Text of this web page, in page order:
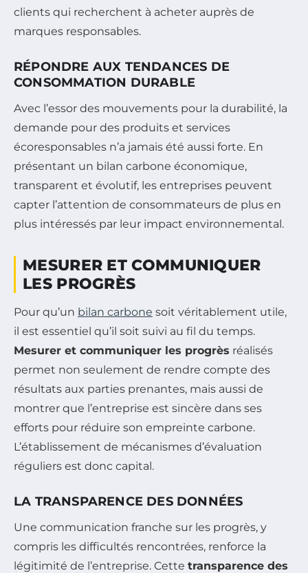
clients qui recherchent à acheter auprès de
marques responsables.
RÉPONDRE AUX TENDANCES DE
CONSOMMATION DURABLE
Avec l’essor des mouvements pour la durabilité, la
demande pour des produits et services
écoresponsables n’a jamais été aussi forte. En
présentant un bilan carbone économique,
transparent et évolutif, les entreprises peuvent
capter l’attention de consommateurs de plus en
plus intéressés par leur impact environnemental.
MESURER ET COMMUNIQUER
LES PROGRÈS
Pour qu’un bilan carbone soit véritablement utile,
il est essentiel qu’il soit suivi au fil du temps.
Mesurer et communiquer les progrès réalisés
permet non seulement de rendre compte des
résultats aux parties prenantes, mais aussi de
montrer que l’entreprise est sincère dans ses
efforts pour réduire son empreinte carbone.
L’établissement de mécanismes d’évaluation
réguliers est donc capital.
LA TRANSPARENCE DES DONNÉES
Une communication franche sur les progrès, y
compris les difficultés rencontrées, renforce la
légitimité de l’entreprise. Cette transparence des